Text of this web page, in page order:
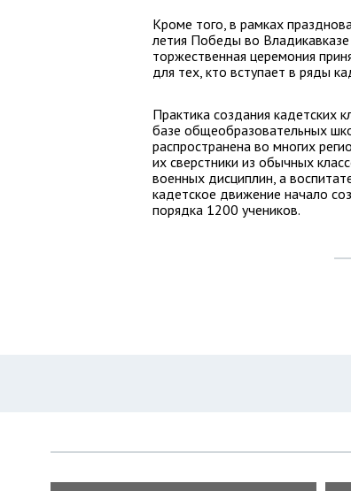
Кроме того, в рамках
летия Победы во
торжественная церемония
для тех, кто вступает в ряды
Практика создания кадетских
базе общеобразовательных
распространена во многих
их сверстники из обычных
военных дисциплин, а
кадетское движение начало
порядка 1200 учеников.